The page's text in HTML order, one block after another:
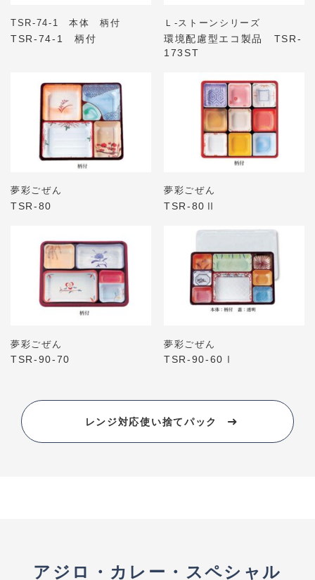
TSR-74-1 本体 柄付
TSR-74-1 柄付
Ｌ-ストーンシリーズ
環境配慮型エコ製品 TSR-
173ST
夢彩ごぜん
TSR-80
夢彩ごぜん
TSR-80Ⅱ
夢彩ごぜん
TSR-90-70
夢彩ごぜん
TSR-90-60Ⅰ
レンジ対応使い捨てパック
アジロ・カレー・スペシャル